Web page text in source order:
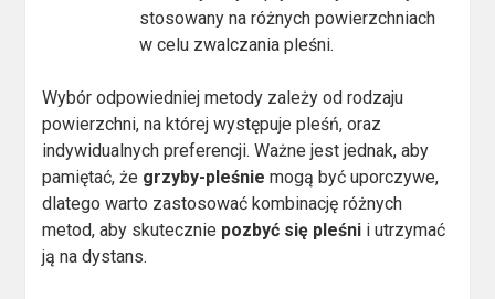
stosowany na różnych powierzchniach
w celu zwalczania pleśni.
Wybór odpowiedniej metody zależy od rodzaju
powierzchni, na której występuje pleśń, oraz
indywidualnych preferencji. Ważne jest jednak, aby
pamiętać, że grzyby-pleśnie mogą być uporczywe,
dlatego warto zastosować kombinację różnych
metod, aby skutecznie pozbyć się pleśni i utrzymać
ją na dystans.